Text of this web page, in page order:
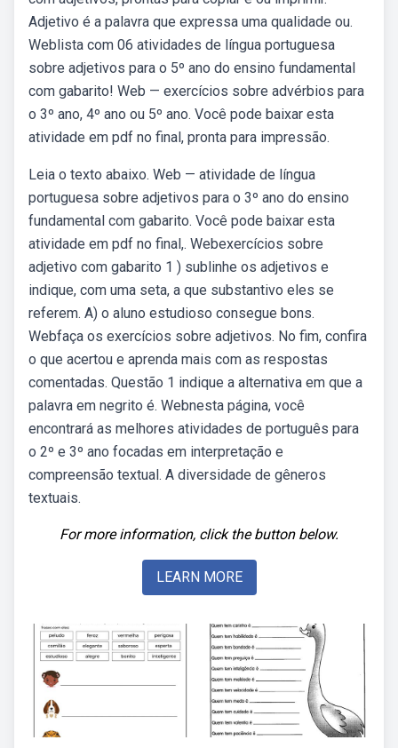
Adjetivo é a palavra que expressa uma qualidade ou.
Weblista com 06 atividades de língua portuguesa
sobre adjetivos para o 5º ano do ensino fundamental
com gabarito! Web — exercícios sobre advérbios para
o 3º ano, 4º ano ou 5º ano. Você pode baixar esta
atividade em pdf no final, pronta para impressão.
Leia o texto abaixo. Web — atividade de língua
portuguesa sobre adjetivos para o 3º ano do ensino
fundamental com gabarito. Você pode baixar esta
atividade em pdf no final,. Webexercícios sobre
adjetivo com gabarito 1 ) sublinhe os adjetivos e
indique, com uma seta, a que substantivo eles se
referem. A) o aluno estudioso consegue bons.
Webfaça os exercícios sobre adjetivos. No fim, confira
o que acertou e aprenda mais com as respostas
comentadas. Questão 1 indique a alternativa em que a
palavra em negrito é. Webnesta página, você
encontrará as melhores atividades de português para
o 2º e 3º ano focadas em interpretação e
compreensão textual. A diversidade de gêneros
textuais.
For more information, click the button below.
LEARN MORE